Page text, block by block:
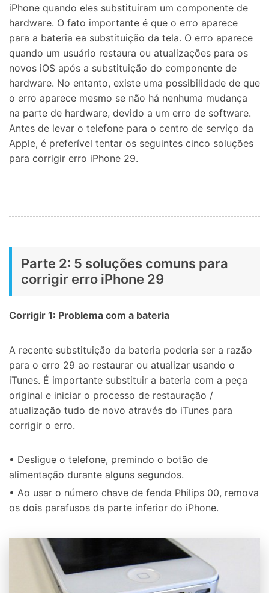
iPhone quando eles substituíram um componente de
hardware. O fato importante é que o erro aparece
para a bateria ea substituição da tela. O erro aparece
quando um usuário restaura ou atualizações para os
novos iOS após a substituição do componente de
hardware. No entanto, existe uma possibilidade de que
o erro aparece mesmo se não há nenhuma mudança
na parte de hardware, devido a um erro de software.
Antes de levar o telefone para o centro de serviço da
Apple, é preferível tentar os seguintes cinco soluções
para corrigir erro iPhone 29.
Parte 2: 5 soluções comuns para
corrigir erro iPhone 29
Corrigir 1: Problema com a bateria
A recente substituição da bateria poderia ser a razão
para o erro 29 ao restaurar ou atualizar usando o
iTunes. É importante substituir a bateria com a peça
original e iniciar o processo de restauração /
atualização tudo de novo através do iTunes para
corrigir o erro.
• Desligue o telefone, premindo o botão de
alimentação durante alguns segundos.
• Ao usar o número chave de fenda Philips 00, remova
os dois parafusos da parte inferior do iPhone.